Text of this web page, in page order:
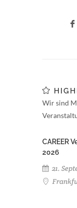
Wir sind
CAREER
2026
21.